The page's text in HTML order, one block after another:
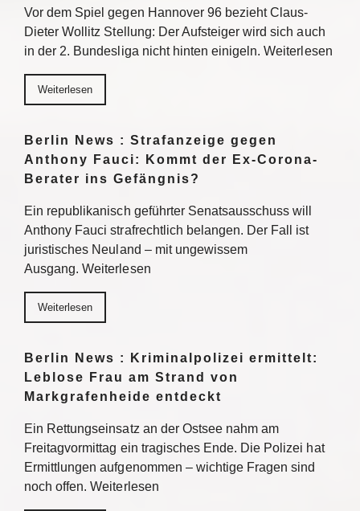
Vor dem Spiel gegen Hannover 96 bezieht Claus-
Dieter Wollitz Stellung: Der Aufsteiger wird sich auch
in der 2. Bundesliga nicht hinten einigeln. Weiterlesen
Weiterlesen
Berlin News : Strafanzeige gegen
Anthony Fauci: Kommt der Ex-Corona-
Berater ins Gefängnis?
Ein republikanisch geführter Senatsausschuss will
Anthony Fauci strafrechtlich belangen. Der Fall ist
juristisches Neuland – mit ungewissem
Ausgang. Weiterlesen
Weiterlesen
Berlin News : Kriminalpolizei ermittelt:
Leblose Frau am Strand von
Markgrafenheide entdeckt
Ein Rettungseinsatz an der Ostsee nahm am
Freitagvormittag ein tragisches Ende. Die Polizei hat
Ermittlungen aufgenommen – wichtige Fragen sind
noch offen. Weiterlesen